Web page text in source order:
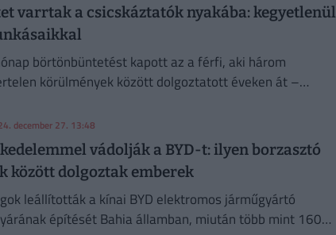
varrtak a csicskáztatók nyakába: kegyetlenül
börtönbüntetést kapott az a férfi, aki három
körülmények között dolgoztatott éveken át –
december 27. 13:48
vádolják a BYD-t: ilyen borzasztó
között dolgoztak emberek
leállították a kínai BYD elektromos járműgyártó
építését Bahia államban, miután több mint 160